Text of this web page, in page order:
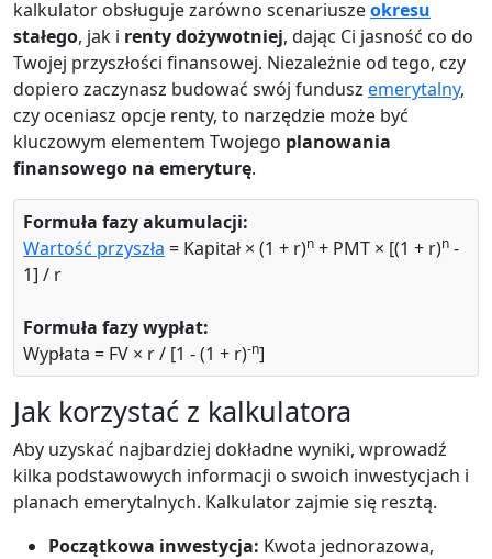
kalkulator obsługuje zarówno scenariuszeokresu
stałego, jak i renty dożywotniej, dając Ci jasność co do
Twojej przyszłości finansowej. Niezależnie od tego, czy
dopiero zaczynasz budować swój fundusz emerytalny,
czy oceniasz opcje renty, to narzędzie może być
kluczowym elementem Twojego planowania
finansowego na emeryturę.
Formuła fazy akumulacji:
Wartość przyszła = Kapitał × (1 + r)n + PMT × [(1 + r)n -
1] / r
Formuła fazy wypłat:
Wypłata = FV × r / [1 - (1 + r)-n]
Jak korzystać z kalkulatora
Aby uzyskać najbardziej dokładne wyniki, wprowadź
kilka podstawowych informacji o swoich inwestycjach i
planach emerytalnych. Kalkulator zajmie się resztą.
Początkowa inwestycja: Kwota jednorazowa,